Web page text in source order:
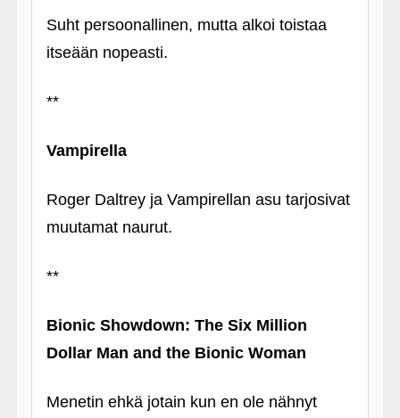
Suht persoonallinen, mutta alkoi toistaa
itseään nopeasti.
**
Vampirella
Roger Daltrey ja Vampirellan asu tarjosivat
muutamat naurut.
**
Bionic Showdown: The Six Million
Dollar Man and the Bionic Woman
Menetin ehkä jotain kun en ole nähnyt